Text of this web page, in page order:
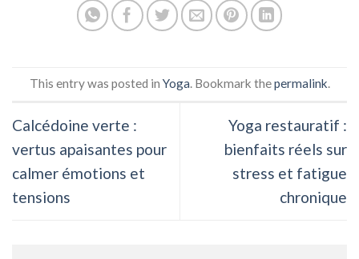
This entry was posted in Yoga. Bookmark thepermalink.
Calcédoine verte :
vertus apaisantes pour
calmer émotions et
tensions
Yoga restauratif :
bienfaits réels sur
stress et fatigue
chronique